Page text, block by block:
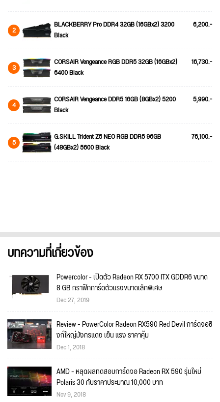
2
BLACKBERRY Pro DDR4 32GB (16GBx2) 3200
Black
6,200.-
3
CORSAIR Vengeance RGB DDR5 32GB (16GBx2)
6400 Black
16,730.-
4
CORSAIR Vengeance DDR5 16GB (8GBx2) 5200
Black
5,990.-
5
G.SKILL Trident Z5 NEO RGB DDR5 96GB
(48GBx2) 5600 Black
76,100.-
บทความที่เกี่ยวข้อง
Powercolor - เปิดตัว Radeon RX 5700 ITX GDDR6 ขนาด
8 GB กราฟิกการ์ดตัวแรงขนาดเล็กพิเศษ
Dec 27, 2019
Review - PowerColor Radeon RX590 Red Devil การ์ดจอซิ
งก์ใหญ่มังกรแดง เย็น แรง ราคาคุ้ม
Dec 1, 2018
AMD - หลุดผลทดสอบการ์ดจอ Radeon RX 590 รุ่นใหม่
Polaris 30 กับราคาประมาณ 10,000 บาท
Nov 9, 2018